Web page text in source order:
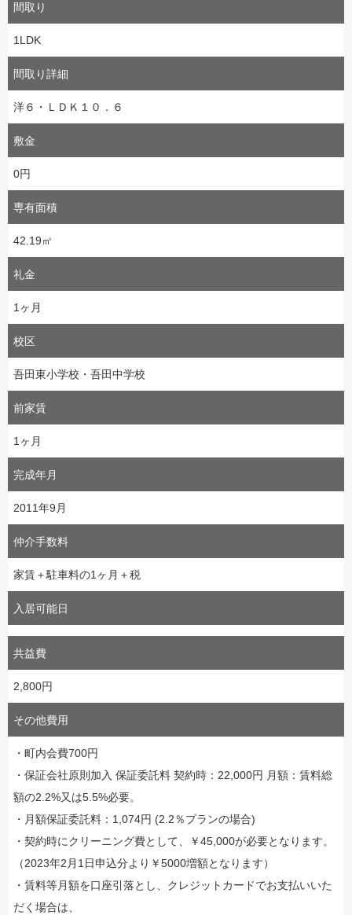
間取り
1LDK
間取り詳細
洋６・ＬＤＫ１０．６
敷金
0円
専有面積
42.19㎡
礼金
1ヶ月
校区
吾田東小学校・吾田中学校
前家賃
1ヶ月
完成年月
2011年9月
仲介手数料
家賃＋駐車料の1ヶ月＋税
入居可能日
共益費
2,800円
その他費用
・町内会費700円
・保証会社原則加入 保証委託料 契約時：22,000円 月額：賃料総
額の2.2%又は5.5%必要。
・月額保証委託料：1,074円 (2.2％プランの場合)
・契約時にクリーニング費として、￥45,000が必要となります。
（2023年2月1日申込分より￥5000増額となります）
・賃料等月額を口座引落とし、クレジットカードでお支払いいた
だく場合は、